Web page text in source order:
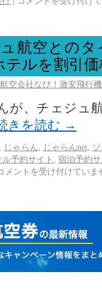
航空との
ルを割引
空会社なび！激安飛行
が、チェジュ
きを読む →
じゃらん じゃらんnet,
ル予約サイト
宿泊予約
メントを受け付けていま